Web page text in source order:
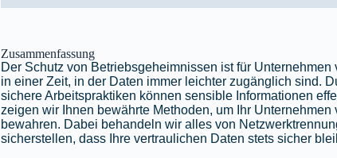
Zusammenfassung
Der Schutz von Betriebsgeheimnissen ist für
in einer Zeit, in der Daten immer leichter zugänglich sind.
sichere Arbeitspraktiken können sensible Informationen
zeigen wir Ihnen bewährte Methoden, um Ihr
bewahren. Dabei behandeln wir alles von
sicherstellen, dass Ihre vertraulichen Daten stets sicher